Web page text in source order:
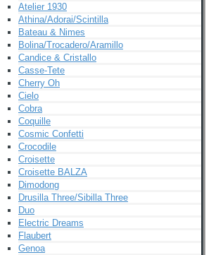
Atelier 1930
Athina/Adorai/Scintilla
Bateau & Nimes
Bolina/Trocadero/Aramillo
Candice & Cristallo
Casse-Tete
Cherry Oh
Cielo
Cobra
Coquille
Cosmic Confetti
Crocodile
Croisette
Croisette BALZA
Dimodong
Drusilla Three/Sibilla Three
Duo
Electric Dreams
Flaubert
Genoa